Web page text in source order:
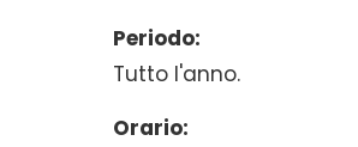
Periodo:
Tutto l'anno.
Orario: